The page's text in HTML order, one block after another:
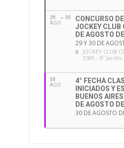
29
AGO
30
CONCURSO
JOCKEY CLUB
DE AGOSTO
29 Y 30 DE
JOCKEY CLUB
3589 - Bº
30
AGO
4° FECHA
INICIADOS Y
BUENOS
DE AGOSTO
30 DE AGOSTO